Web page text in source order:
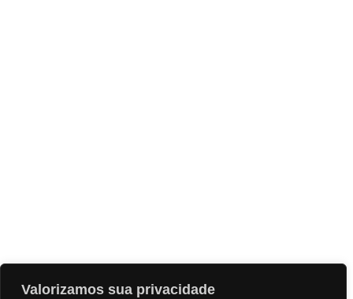
Valorizamos sua privacidade